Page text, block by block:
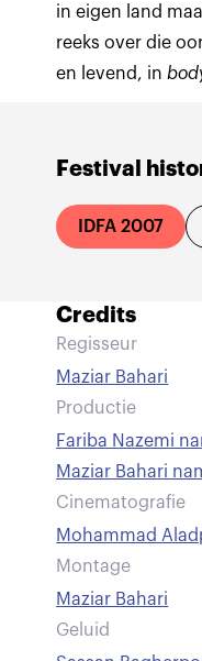
Festival
IDFA 2007
in eigen land
reeks over die
en levend, in
Credits
Regisseur
Maziar Bahari
Productie
Fariba Nazemi
Maziar Bahari
Cinematografie
Mohammad
Montage
Maziar Bahari
Geluid